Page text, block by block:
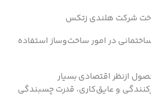
شرکت هلندی زتکس
در امور ساخت‌وساز استفاده
ازنظر اقتصادی بسیار
و عایق‌کاری، قدرت چسبندگی